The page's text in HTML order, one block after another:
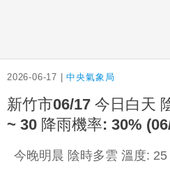
2026-06-17 |中央氣象局
新竹市06/17 今日白天
~ 30 降雨機率: 30%
今晚明晨 陰時多雲 溫度: